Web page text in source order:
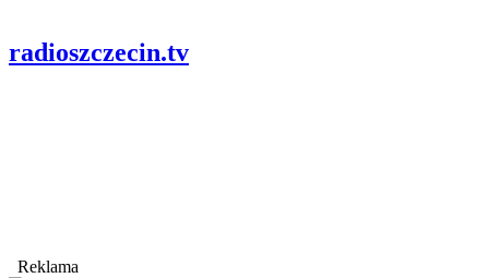
radioszczecin.tv
Reklama